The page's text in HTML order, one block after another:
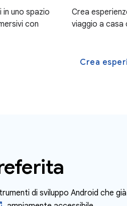
uno spazio
con
Crea
viaggio a casa
Crea
di sviluppo Android che